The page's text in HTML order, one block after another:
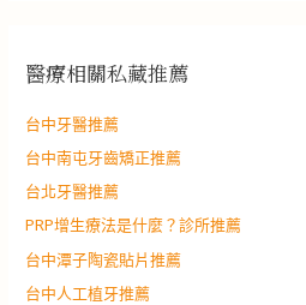
醫療相關私藏推薦
台中牙醫推薦
台中南屯牙齒矯正推薦
台北牙醫推薦
PRP增生療法是什麼？診所推薦
台中潭子陶瓷貼片推薦
台中人工植牙推薦